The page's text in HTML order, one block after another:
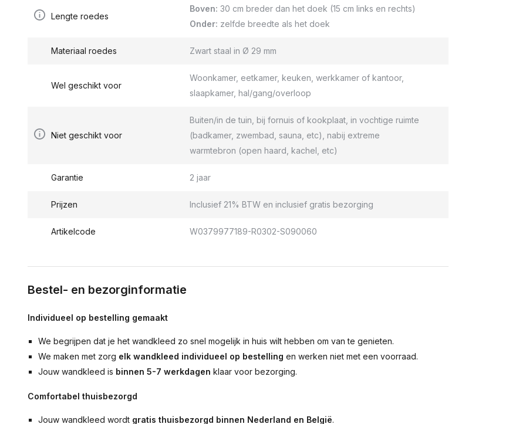
Lengte roedes
Boven: 30 cm breder dan het doek (15 cm links en rechts)
Onder: zelfde breedte als het doek
Materiaal roedes Zwart staal in Ø 29 mm
Wel geschikt voor
Woonkamer, eetkamer, keuken, werkkamer of kantoor,
slaapkamer, hal/gang/overloop
Niet geschikt voor
Buiten/in de tuin, bij fornuis of kookplaat, in vochtige ruimte
(badkamer, zwembad, sauna, etc), nabij extreme
warmtebron (open haard, kachel, etc)
Garantie 2 jaar
Prijzen Inclusief 21% BTW en inclusief gratis bezorging
Artikelcode W0379977189-R0302-S090060
Bestel- en bezorginformatie
Individueel op bestelling gemaakt
We begrijpen dat je het wandkleed zo snel mogelijk in huis wilt hebben om van te genieten.
We maken met zorg elk wandkleed individueel op bestelling en werken niet met een voorraad.
Jouw wandkleed is binnen 5-7 werkdagen klaar voor bezorging.
Comfortabel thuisbezorgd
Jouw wandkleed wordt gratis thuisbezorgd binnen Nederland en België.